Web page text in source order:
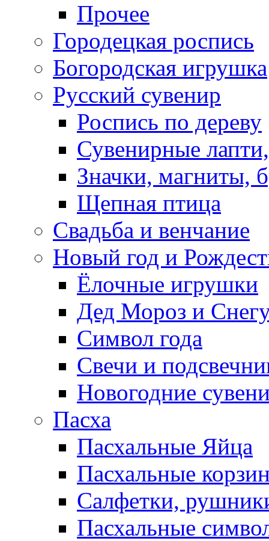
Прочее
Городецкая роспись
Богородская игрушка
Русский сувенир
Роспись по дереву
Сувенирные
Значки, магниты,
Щепная птица
Свадьба и венчание
Новый год и
Ёлочные игрушки
Дед Мороз и
Символ года
Свечи и
Новогодние
Пасха
Пасхальные Яйца
Пасхальные
Салфетки,
Пасхальные